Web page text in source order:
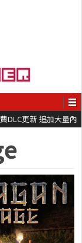
DLC更新 追加大量內